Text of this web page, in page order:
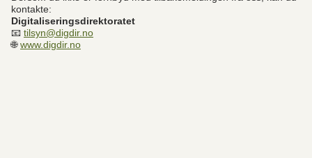
kontakte:
Digitaliseringsdirektoratet
📧 tilsyn@digdir.no
🌐www.digdir.no